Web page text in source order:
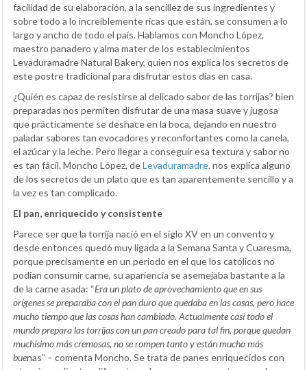
facilidad de su elaboración, a la sencillez de sus ingredientes y
sobre todo a lo increíblemente ricas que están, se consumen a lo
largo y ancho de todo el país. Hablamos con Moncho López,
maestro panadero y alma mater de los establecimientos
Levaduramadre Natural Bakery, quien nos explica los secretos de
este postre tradicional para disfrutar estos días en casa.
¿Quién es capaz de resistirse al delicado sabor de las torrijas? bien
preparadas nos permiten disfrutar de una masa suave y jugosa
que prácticamente se deshace en la boca, dejando en nuestro
paladar sabores tan evocadores y reconfortantes como la canela,
el azúcar y la leche. Pero llegar a conseguir esa textura y sabor no
es tan fácil. Moncho López, deLevaduramadre, nos explica alguno
de los secretos de un plato que es tan aparentemente sencillo y a
la vez es tan complicado.
El pan, enriquecido y consistente
Parece ser que la torrija nació en el siglo XV en un convento y
desde entonces quedó muy ligada a la Semana Santa y Cuaresma,
porque precisamente en un periodo en el que los católicos no
podían consumir carne, su apariencia se asemejaba bastante a la
de la carne asada: “Era un plato de aprovechamiento que en sus
orígenes se preparaba con el pan duro que quedaba en las casas, pero hace
mucho tiempo que las cosas han cambiado. Actualmente casi todo el
mundo prepara las torrijas con un pan creado para tal fin, porque quedan
muchísimo más cremosas, no se rompen tanto y están mucho más
buenas” – comenta Moncho. Se trata de panes enriquecidos con